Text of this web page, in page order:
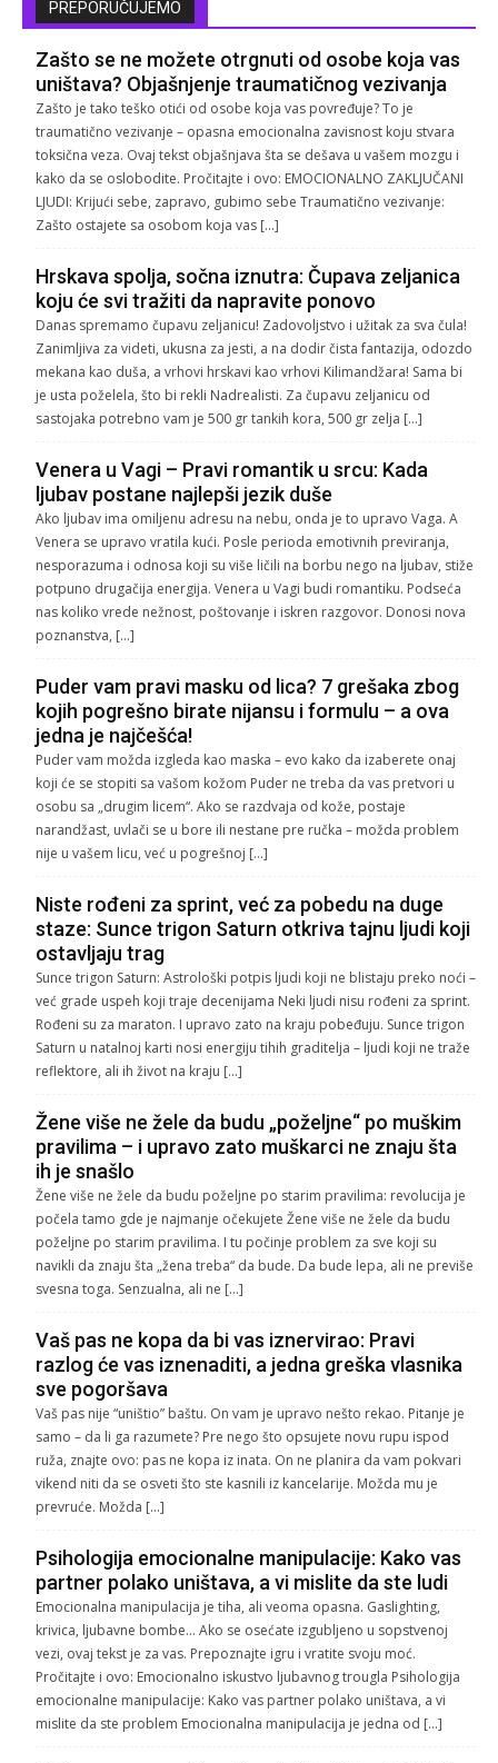
PREPORUČUJEMO
Zašto se ne možete otrgnuti od osobe koja vas
uništava? Objašnjenje traumatičnog vezivanja
Zašto je tako teško otići od osobe koja vas povređuje? To je
traumatično vezivanje – opasna emocionalna zavisnost koju stvara
toksična veza. Ovaj tekst objašnjava šta se dešava u vašem mozgu i
kako da se oslobodite. Pročitajte i ovo: EMOCIONALNO ZAKLJUČANI
LJUDI: Krijući sebe, zapravo, gubimo sebe Traumatično vezivanje:
Zašto ostajete sa osobom koja vas […]
Hrskava spolja, sočna iznutra: Čupava zeljanica
koju će svi tražiti da napravite ponovo
Danas spremamo čupavu zeljanicu! Zadovoljstvo i užitak za sva čula!
Zanimljiva za videti, ukusna za jesti, a na dodir čista fantazija, odozdo
mekana kao duša, a vrhovi hrskavi kao vrhovi Kilimandžara! Sama bi
je usta poželela, što bi rekli Nadrealisti. Za čupavu zeljanicu od
sastojaka potrebno vam je 500 gr tankih kora, 500 gr zelja […]
Venera u Vagi – Pravi romantik u srcu: Kada
ljubav postane najlepši jezik duše
Ako ljubav ima omiljenu adresu na nebu, onda je to upravo Vaga. A
Venera se upravo vratila kući. Posle perioda emotivnih previranja,
nesporazuma i odnosa koji su više ličili na borbu nego na ljubav, stiže
potpuno drugačija energija. Venera u Vagi budi romantiku. Podseća
nas koliko vrede nežnost, poštovanje i iskren razgovor. Donosi nova
poznanstva, […]
Puder vam pravi masku od lica? 7 grešaka zbog
kojih pogrešno birate nijansu i formulu – a ova
jedna je najčešća!
Puder vam možda izgleda kao maska – evo kako da izaberete onaj
koji će se stopiti sa vašom kožom Puder ne treba da vas pretvori u
osobu sa „drugim licem“. Ako se razdvaja od kože, postaje
narandžast, uvlači se u bore ili nestane pre ručka – možda problem
nije u vašem licu, već u pogrešnoj […]
Niste rođeni za sprint, već za pobedu na duge
staze: Sunce trigon Saturn otkriva tajnu ljudi koji
ostavljaju trag
Sunce trigon Saturn: Astrološki potpis ljudi koji ne blistaju preko noći –
već grade uspeh koji traje decenijama Neki ljudi nisu rođeni za sprint.
Rođeni su za maraton. I upravo zato na kraju pobeđuju. Sunce trigon
Saturn u natalnoj karti nosi energiju tihih graditelja – ljudi koji ne traže
reflektore, ali ih život na kraju […]
Žene više ne žele da budu „poželjne“ po muškim
pravilima – i upravo zato muškarci ne znaju šta
ih je snašlo
Žene više ne žele da budu poželjne po starim pravilima: revolucija je
počela tamo gde je najmanje očekujete Žene više ne žele da budu
poželjne po starim pravilima. I tu počinje problem za sve koji su
navikli da znaju šta „žena treba“ da bude. Da bude lepa, ali ne previše
svesna toga. Senzualna, ali ne […]
Vaš pas ne kopa da bi vas iznervirao: Pravi
razlog će vas iznenaditi, a jedna greška vlasnika
sve pogoršava
Vaš pas nije “uništio” baštu. On vam je upravo nešto rekao. Pitanje je
samo – da li ga razumete? Pre nego što opsujete novu rupu ispod
ruža, znajte ovo: pas ne kopa iz inata. On ne planira da vam pokvari
vikend niti da se osveti što ste kasnili iz kancelarije. Možda mu je
prevruće. Možda […]
Psihologija emocionalne manipulacije: Kako vas
partner polako uništava, a vi mislite da ste ludi
Emocionalna manipulacija je tiha, ali veoma opasna. Gaslighting,
krivica, ljubavne bombe… Ako se osećate izgubljeno u sopstvenoj
vezi, ovaj tekst je za vas. Prepoznajte igru i vratite svoju moć.
Pročitajte i ovo: Emocionalno iskustvo ljubavnog trougla Psihologija
emocionalne manipulacije: Kako vas partner polako uništava, a vi
mislite da ste problem Emocionalna manipulacija je jedna od […]